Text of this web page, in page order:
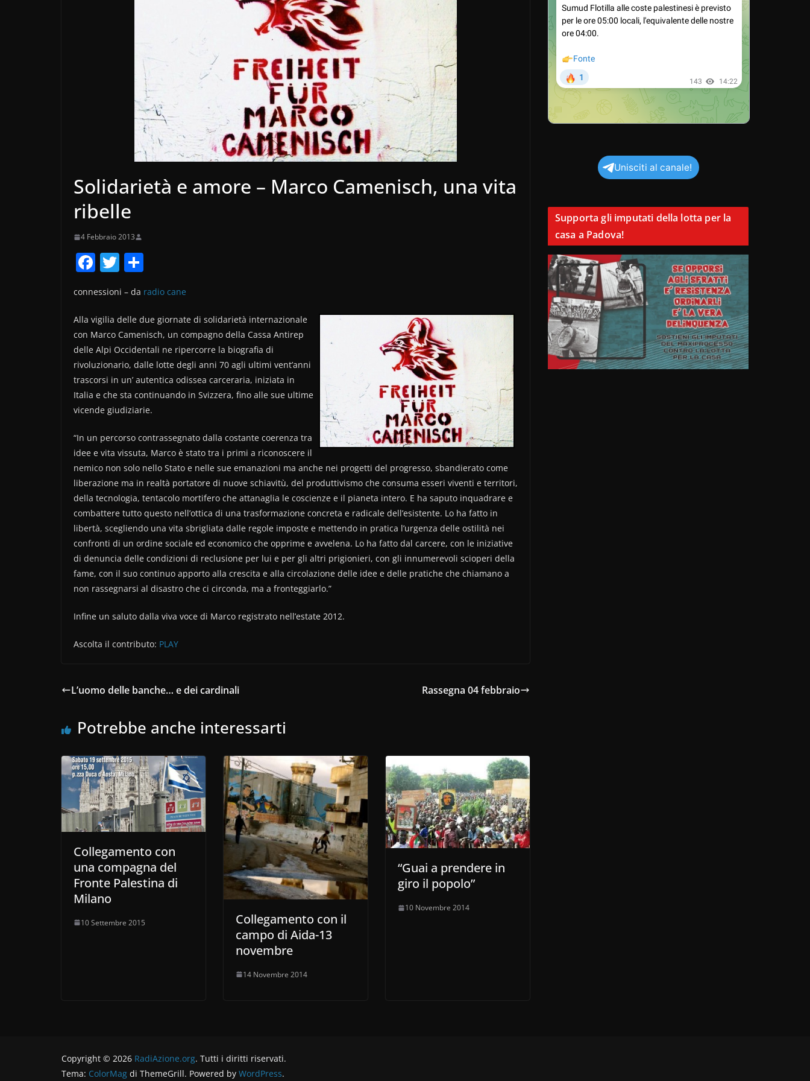
Solidarietà e amore – Marco Camenisch, una vita
ribelle
4 Febbraio 2013
F
c
e
b
o
o
k
T
w
itt
er
n
di
vi
di
connessioni – da radio cane
Alla vigilia delle due giornate di solidarietà internazionale
con Marco Camenisch, un compagno della Cassa Antirep
delle Alpi Occidentali ne ripercorre la biografia di
rivoluzionario, dalle lotte degli anni 70 agli ultimi vent’anni
trascorsi in un’ autentica odissea carceraria, iniziata in
Italia e che sta continuando in Svizzera, fino alle sue ultime
vicende giudiziarie.
“In un percorso contrassegnato dalla costante coerenza tra
idee e vita vissuta, Marco è stato tra i primi a riconoscere il
nemico non solo nello Stato e nelle sue emanazioni ma anche nei progetti del progresso, sbandierato come
liberazione ma in realtà portatore di nuove schiavitù, del produttivismo che consuma esseri viventi e territori,
della tecnologia, tentacolo mortifero che attanaglia le coscienze e il pianeta intero. E ha saputo inquadrare e
combattere tutto questo nell’ottica di una trasformazione concreta e radicale dell’esistente. Lo ha fatto in
libertà, scegliendo una vita sbrigliata dalle regole imposte e mettendo in pratica l’urgenza delle ostilità nei
confronti di un ordine sociale ed economico che opprime e avvelena. Lo ha fatto dal carcere, con le iniziative
di denuncia delle condizioni di reclusione per lui e per gli altri prigionieri, con gli innumerevoli scioperi della
fame, con il suo continuo apporto alla crescita e alla circolazione delle idee e delle pratiche che chiamano a
non rassegnarsi al disastro che ci circonda, ma a fronteggiarlo.”
Infine un saluto dalla viva voce di Marco registrato nell’estate 2012.
Ascolta il contributo: PLAY
L’uomo delle banche… e dei cardinali Rassegna 04 febbraio
Potrebbe anche interessarti
Collegamento con
una compagna del
Fronte Palestina di
Milano
10 Settembre 2015
Collegamento con il
campo di Aida-13
novembre
14 Novembre 2014
“Guai a prendere in
giro il popolo”
10 Novembre 2014
Unisciti al canale!
Supporta gli imputati della lotta per la
casa a Padova!
Copyright © 2026 RadiAzione.org. Tutti i diritti riservati.
Tema: ColorMag di ThemeGrill. Powered by WordPress.